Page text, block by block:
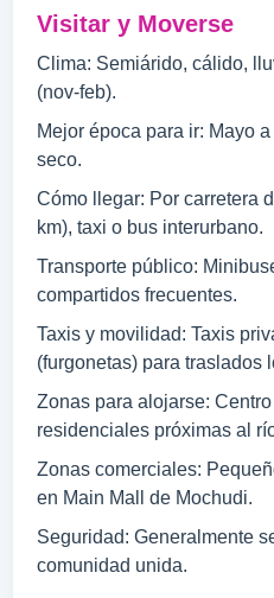
Visitar y Moverse
Clima: Semiárido, cálido,
(nov-feb).
Mejor época para ir: Mayo
seco.
Cómo llegar: Por carretera
km), taxi o bus interurbano.
Transporte público:
compartidos frecuentes.
Taxis y movilidad: Taxis
(furgonetas) para traslados
Zonas para alojarse:
residenciales próximas al
Zonas comerciales:
en Main Mall de Mochudi.
Seguridad: Generalmente
comunidad unida.